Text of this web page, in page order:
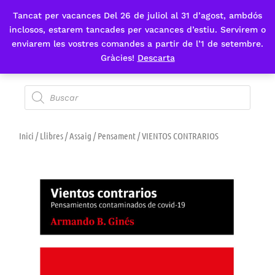
Tancat per vacances Del 26 de juliol al 31 d’agost, ambdós
inclosos, estarem tancades per vacances d’estiu. Servirem o
enviarem les vostres comandes a partir de l’1 de setembre.
Gràcies! Descarta
Fes-te'n sòcia
Inici /Llibres/Assaig /Pensament/ VIENTOS CONTRARIOS